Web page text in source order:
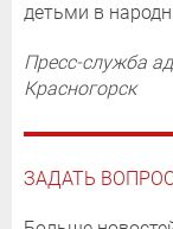
детьми в
Пресс-служба
Красногорск
ЗАДАТЬ